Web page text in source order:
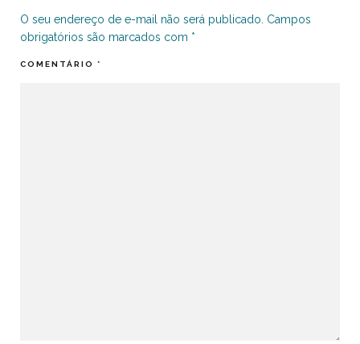
O seu endereço de e-mail não será publicado. Campos
obrigatórios são marcados com *
COMENTÁRIO *